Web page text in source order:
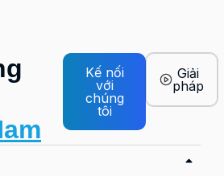
Kế nối
với
chúng
tôi
Giải
pháp